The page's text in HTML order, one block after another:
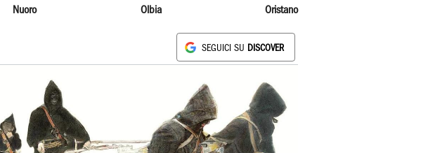
Nuoro Olbia Oristano
SEGUICI SU DISCOVER